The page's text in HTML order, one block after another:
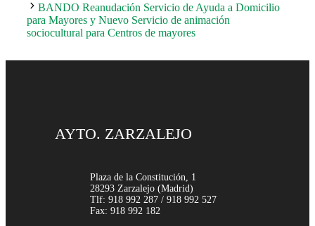
BANDO Reanudación Servicio de Ayuda a Domicilio
para Mayores y Nuevo Servicio de animación
sociocultural para Centros de mayores
AYTO. ZARZALEJO
Plaza de la Constitución, 1
28293 Zarzalejo (Madrid)
Tlf: 918 992 287 / 918 992 527
Fax: 918 992 182